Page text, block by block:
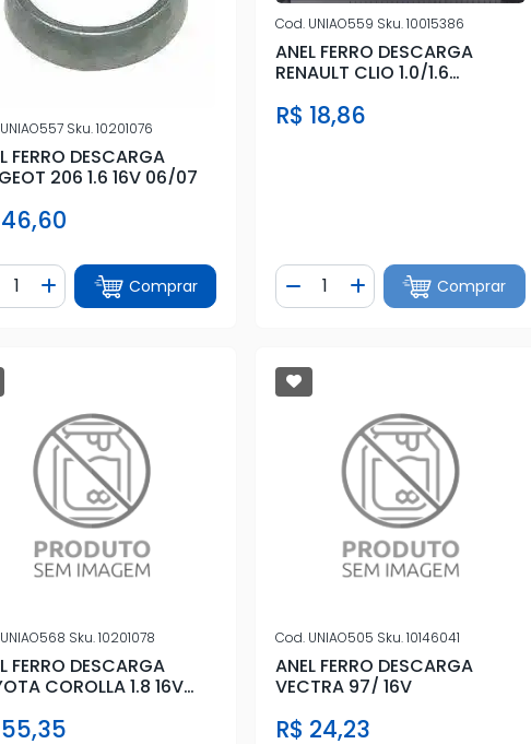
UNIAO557 Sku.10201076
FERRO DESCARGA
PEUGEOT 206 1.6 16V 06/07
46,60
Quantidade
Adicionar Quantidade
Comprar
Cod. UNIAO559 Sku.10015386
ANEL FERRO DESCARGA
RENAULT CLIO 1.0/1.6
R$ 18,86
Diminuir Quantidade
Quantidade
Adicionar Quantidade
Comprar
UNIAO568 Sku.10201078
FERRO DESCARGA
COROLLA 1.8 16V
55,35
Cod. UNIAO505 Sku.10146041
ANEL FERRO DESCARGA
VECTRA 97/ 16V
R$ 24,23